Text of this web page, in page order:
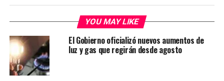
YOU MAY LIKE
El Gobierno oficializó nuevos aumentos de
luz y gas que regirán desde agosto